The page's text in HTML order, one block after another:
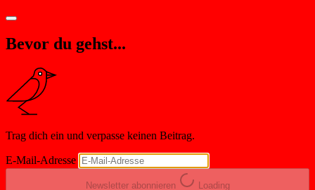
Bevor du gehst...
Trag dich ein und verpasse keinen Beitrag.
E-Mail-Adresse
Newsletter abonnieren Loading